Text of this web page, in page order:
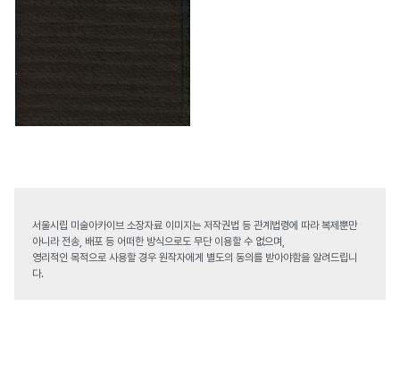
서울시립 미술아카이브 소장자료 이미지는 저작권법 등 관계법령에 따라 복제뿐만
아니라 전송, 배포 등 어떠한 방식으로도 무단 이용할 수 없으며,
영리적인 목적으로 사용할 경우 원작자에게 별도의 동의를 받아야함을 알려드립니
다.